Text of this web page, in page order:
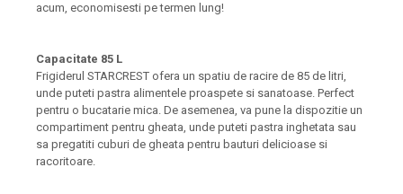
acum, economisesti pe termen lung!
Capacitate 85 L
Frigiderul STARCREST ofera un spatiu de racire de 85 de litri,
unde puteti pastra alimentele proaspete si sanatoase. Perfect
pentru o bucatarie mica. De asemenea, va pune la dispozitie un
compartiment pentru gheata, unde puteti pastra inghetata sau
sa pregatiti cuburi de gheata pentru bauturi delicioase si
racoritoare.